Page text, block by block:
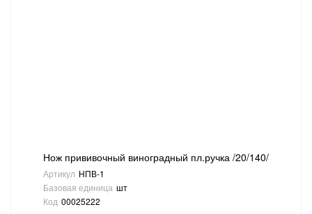
Нож прививочный виноградный пл.ручка /20/140/
Артикул НПВ-1
Базовая единица шт
Код 00025222